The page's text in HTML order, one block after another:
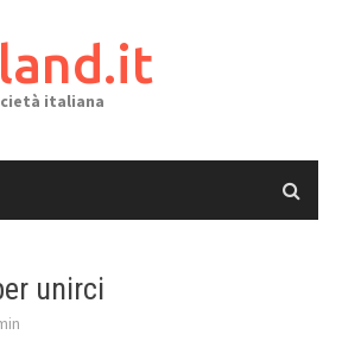
italiana
unirci